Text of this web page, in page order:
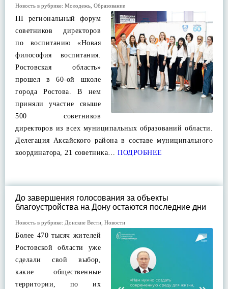
Новость в рубрике: Молодежь Образование
III региональный форум
советников директоров
по воспитанию «Новая
философия воспитания.
Ростовская область»
прошел в 60-ой школе
города Ростова. В нем
приняли участие свыше
500 советников
директоров из всех муниципальных образований области.
Делегация Аксайского района в составе муниципального
координатора, 21 советника… ПОДРОБНЕЕ
До завершения голосования за объекты
благоустройства на Дону остаются последние дни
Новость в рубрике: Донские Вести Новости
Более 470 тысяч жителей
Ростовской области уже
сделали свой выбор,
какие общественные
территории, по их